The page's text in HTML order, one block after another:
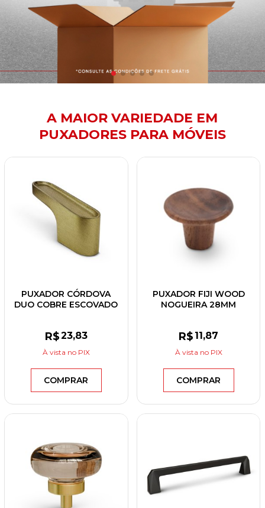
A MAIOR VARIEDADE EM
PUXADORES PARA MÓVEIS
PUXADOR CÓRDOVA
DUO COBRE ESCOVADO
R$23,83
À vista no PIX
COMPRAR
PUXADOR FIJI WOOD
NOGUEIRA 28MM
R$ 11,87
À vista no PIX
COMPRAR